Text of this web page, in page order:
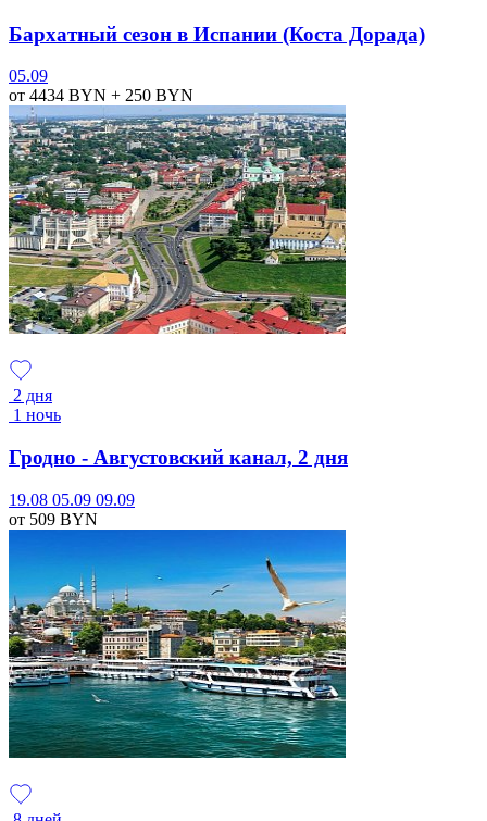
Бархатный сезон в Испании (Коста Дорада)
05.09
от 4434 BYN + 250 BYN
2 дня
1 ночь
Гродно - Августовский канал, 2 дня
19.08 05.09 09.09
от 509 BYN